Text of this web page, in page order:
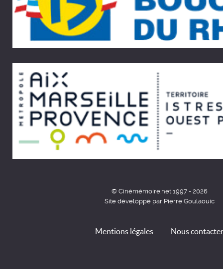
© Cinémémoire.net 1997 - 2026
Site développé par Pierre Goulaouic
Mentions légales Nous contacter